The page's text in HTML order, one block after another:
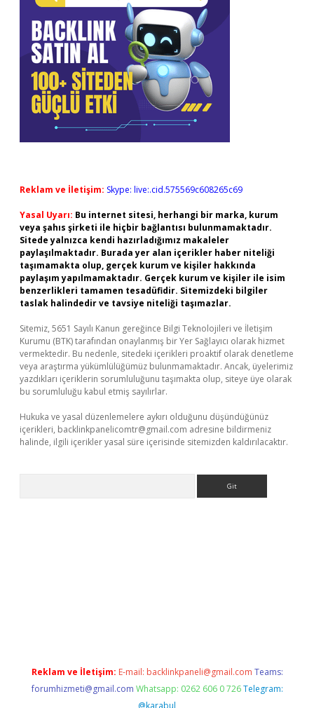
Reklam ve İletişim: Skype: live:.cid.575569c608265c69
Yasal Uyarı: Bu internet sitesi, herhangi bir marka, kurum
veya şahıs şirketi ile hiçbir bağlantısı bulunmamaktadır.
Sitede yalnızca kendi hazırladığımız makaleler
paylaşılmaktadır. Burada yer alan içerikler haber niteliği
taşımamakta olup, gerçek kurum ve kişiler hakkında
paylaşım yapılmamaktadır. Gerçek kurum ve kişiler ile isim
benzerlikleri tamamen tesadüfidir. Sitemizdeki bilgiler
taslak halindedir ve tavsiye niteliği taşımazlar.
Sitemiz, 5651 Sayılı Kanun gereğince Bilgi Teknolojileri ve İletişim
Kurumu (BTK) tarafından onaylanmış bir Yer Sağlayıcı olarak hizmet
vermektedir. Bu nedenle, sitedeki içerikleri proaktif olarak denetleme
veya araştırma yükümlülüğümüz bulunmamaktadır. Ancak, üyelerimiz
yazdıkları içeriklerin sorumluluğunu taşımakta olup, siteye üye olarak
bu sorumluluğu kabul etmiş sayılırlar.
Hukuka ve yasal düzenlemelere aykırı olduğunu düşündüğünüz
içerikleri, backlinkpanelicomtr@gmail.com adresine bildirmeniz
halinde, ilgili içerikler yasal süre içerisinde sitemizden kaldırılacaktır.
Reklam ve İletişim: E-mail: backlinkpaneli@gmail.com Teams:
forumhizmeti@gmail.com Whatsapp: 0262 606 0 726 Telegram:
@karabul